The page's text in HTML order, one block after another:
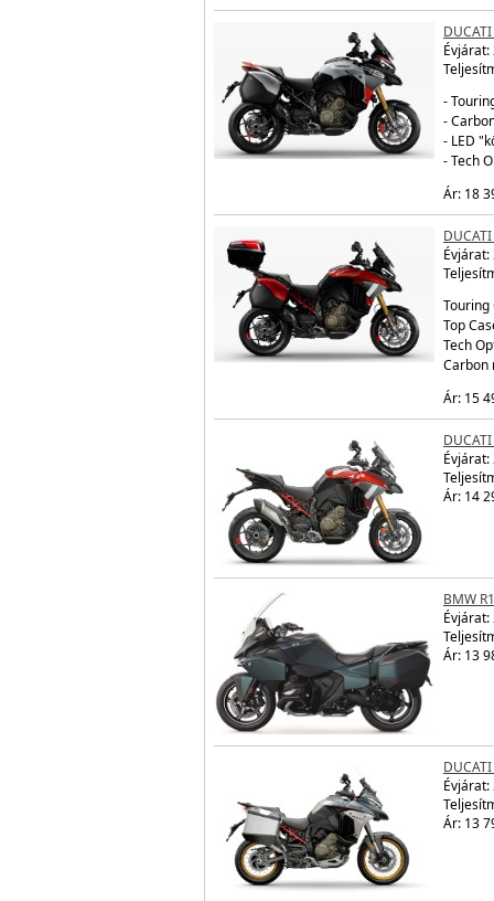
Évjárat:
-
-
- LED
- Tech
Ár: 18
Évjárat:
Touring
Top
Tech
Carbon
Ár: 15
Évjárat:
Ár: 14
BMW
Évjárat:
Ár: 13
Évjárat:
Ár: 13